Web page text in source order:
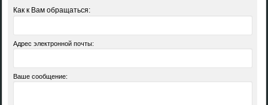
Как к Вам обращаться:
Адрес электронной почты:
Ваше сообщение: